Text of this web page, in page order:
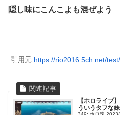
隠し味にこんこよも混ぜよう
引用元:https://rio2016.5ch.net/
【ホロライブ
ういうタフな